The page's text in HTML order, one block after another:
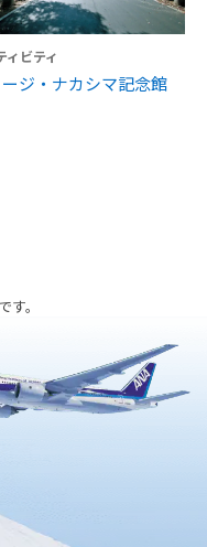
ィビティ
ジ・ナカシマ記念館
。